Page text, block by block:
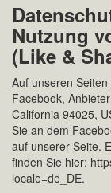
Nutzung
(Like &
Auf unseren
Facebook,
California 94025,
Sie an dem
auf unserer Seite.
finden Sie hier:
locale=de_DE.